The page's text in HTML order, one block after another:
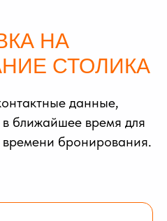
НА
СТОЛИКА
данные,
ближайшее время для
бронирования.